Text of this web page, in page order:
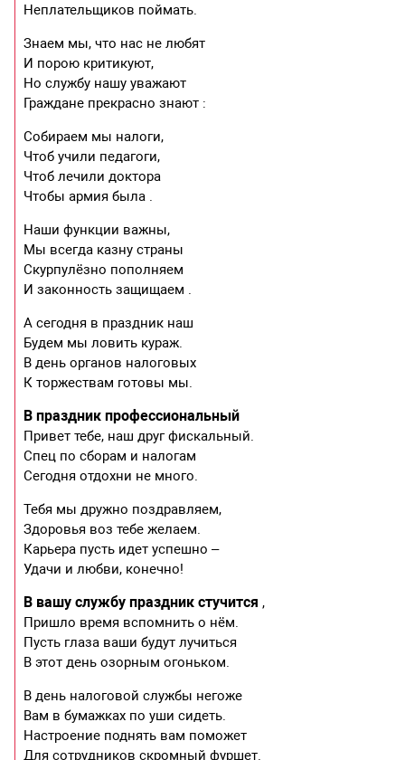
Неплательщиков поймать.
Знаем мы, что нас не любят
И порою критикуют,
Но службу нашу уважают
Граждане прекрасно знают :
Собираем мы налоги,
Чтоб учили педагоги,
Чтоб лечили доктора
Чтобы армия была .
Наши функции важны,
Мы всегда казну страны
Скурпулёзно пополняем
И законность защищаем .
А сегодня в праздник наш
Будем мы ловить кураж.
В день органов налоговых
К торжествам готовы мы.
В праздник профессиональный
Привет тебе, наш друг фискальный.
Спец по сборам и налогам
Сегодня отдохни не много.
Тебя мы дружно поздравляем,
Здоровья воз тебе желаем.
Карьера пусть идет успешно –
Удачи и любви, конечно!
В вашу службу праздник стучится ,
Пришло время вспомнить о нём.
Пусть глаза ваши будут лучиться
В этот день озорным огоньком.
В день налоговой службы негоже
Вам в бумажках по уши сидеть.
Настроение поднять вам поможет
Для сотрудников скромный фуршет.